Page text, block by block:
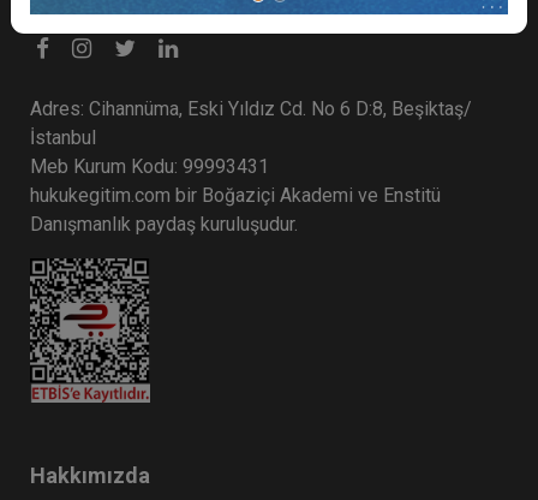
Adres: Cihannüma, Eski Yıldız Cd. No 6 D:8, Beşiktaş/
İstanbul
Meb Kurum Kodu: 99993431
hukukegitim.com bir Boğaziçi Akademi ve Enstitü
Danışmanlık paydaş kuruluşudur.
Hakkımızda